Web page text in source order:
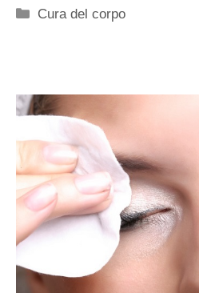
Categorie
Cura del corpo